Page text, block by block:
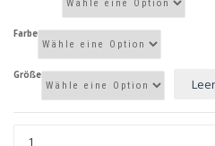
Farbe
Größe